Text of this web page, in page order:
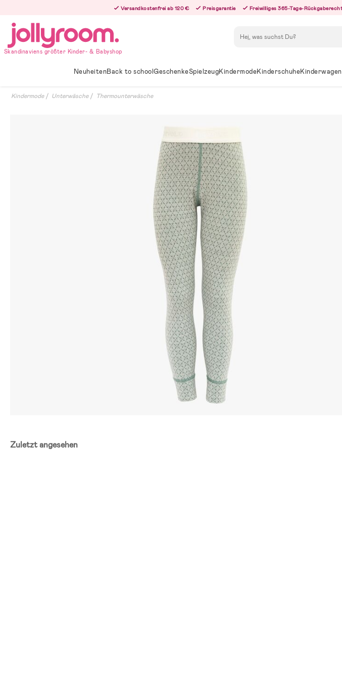
innehållet
Versandkostenfrei ab 120 € Preisgarantie Freiwilliges 365-Tage-
Skandinaviens größter Kinder- & Babyshop
NeuheitenBack to schoolGeschenkeSpielzeugKindermodeKinderschuheKinderwagen
Kindermode Unterwäsche Thermounterwäsche
Zuletzt angesehen